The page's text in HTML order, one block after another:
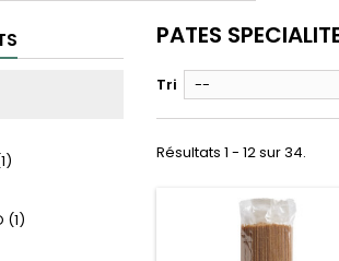
(1)
PATES
Tri --
Résultats 1 - 12 sur 34.